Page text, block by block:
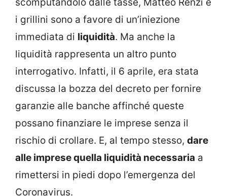
scomputandolo dalle tasse, Matteo Renzi e
i grillini sono a favore di un’iniezione
immediata di liquidità. Ma anche la
liquidità rappresenta un altro punto
interrogativo. Infatti, il 6 aprile, era stata
discussa la bozza del decreto per fornire
garanzie alle banche affinché queste
possano finanziare le imprese senza il
rischio di crollare. E, al tempo stesso, dare
alle imprese quella liquidità necessaria a
rimettersi in piedi dopo l’emergenza del
Coronavirus.